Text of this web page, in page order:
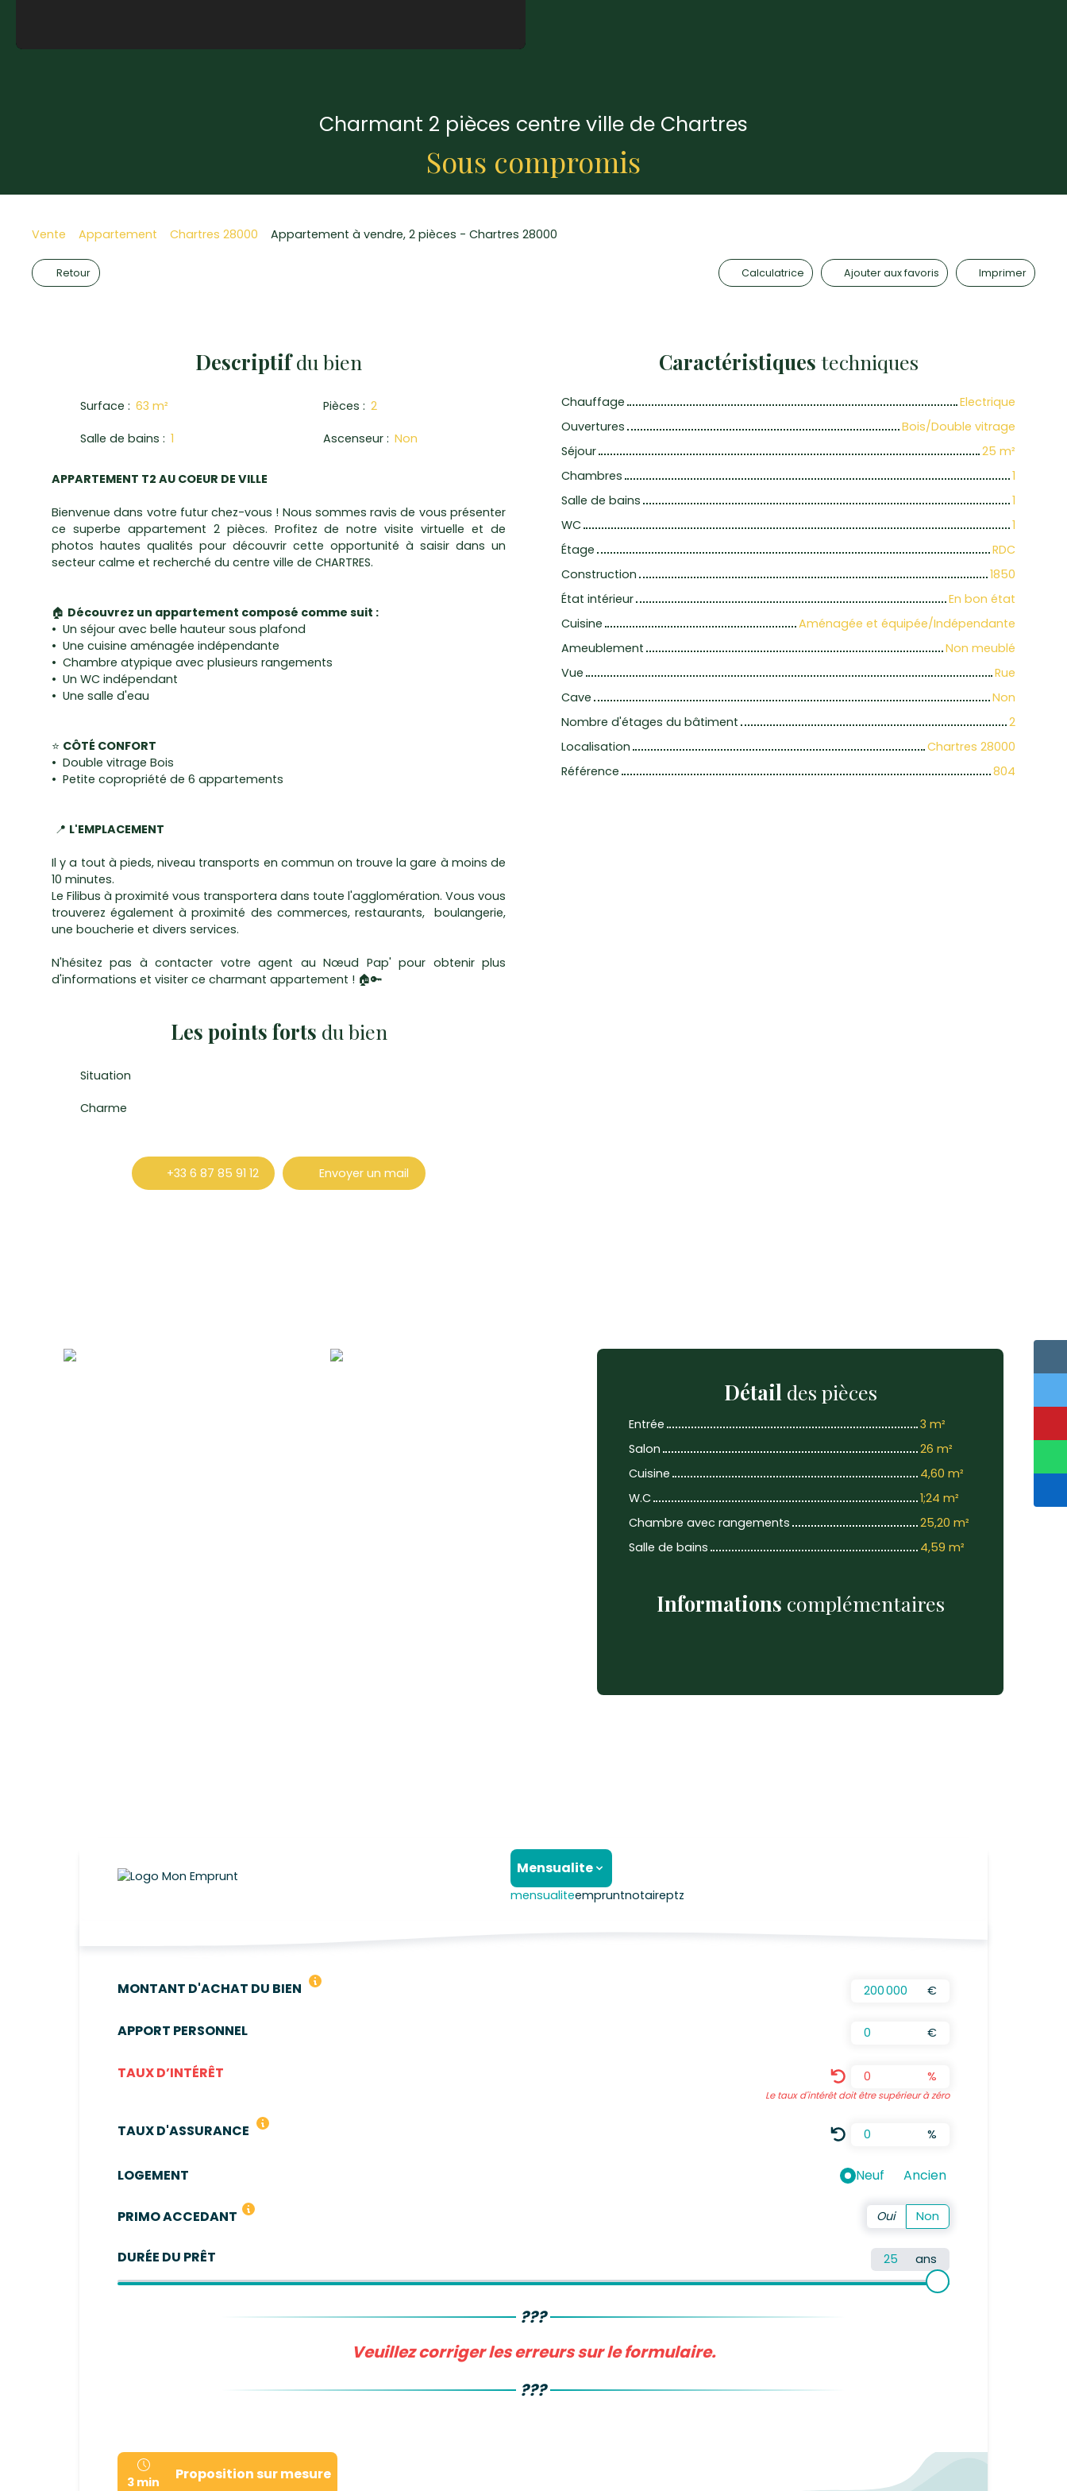
Charmant 2 pièces centre ville de Chartres
Sous compromis
Vente Appartement Chartres 28000 Appartement à vendre, 2 pièces - Chartres 28000
Retour Calculatrice Ajouter aux favoris Imprimer
Descriptifdu bien
Surface : 63 m² Pièces : 2
Salle de bains : 1 Ascenseur : Non
APPARTEMENT T2 AU COEUR DE VILLE
Bienvenue dans votre futur chez-vous ! Nous sommes ravis de vous présenter
ce superbe appartement 2 pièces. Profitez de notre visite virtuelle et de
photos hautes qualités pour découvrir cette opportunité à saisir dans un
secteur calme et recherché du centre ville de CHARTRES.
🏠 Découvrez un appartement composé comme suit :
Un séjour avec belle hauteur sous plafond
Une cuisine aménagée indépendante
Chambre atypique avec plusieurs rangements
Un WC indépendant
Une salle d'eau
⭐ CÔTÉ CONFORT
Double vitrage Bois
Petite copropriété de 6 appartements
📍 L'EMPLACEMENT
Il y a tout à pieds, niveau transports en commun on trouve la gare à moins de
10 minutes.
Le Filibus à proximité vous transportera dans toute l'agglomération. Vous vous
trouverez également à proximité des commerces, restaurants, boulangerie,
une boucherie et divers services.
N'hésitez pas à contacter votre agent au Nœud Pap' pour obtenir plus
d'informations et visiter ce charmant appartement ! 🏠🔑
Les points forts du bien
Situation
Charme
+33 6 87 85 91 12 Envoyer un mail
Caractéristiques techniques
Chauffage
Electrique
Ouvertures
Bois/Double vitrage
Séjour
25 m²
Chambres
1
Salle de bains
1
WC
1
Étage
RDC
Construction
1850
État intérieur
En bon état
Cuisine
Aménagée et équipée/Indépendante
Ameublement
Non meublé
Vue
Rue
Cave
Non
Nombre d'étages du bâtiment
2
Localisation
Chartres 28000
Référence
804
Détail des pièces
Entrée
3 m²
Salon
26 m²
Cuisine
4,60 m²
W.C
1;24 m²
Chambre avec rangements
25,20 m²
Salle de bains
4,59 m²
Informations complémentaires
Mensualite
mensualiteempruntnotaireptz
MONTANT D'ACHAT DU BIEN FRAIS D’AGENCES INCLUS, FRAIS DE NOTAIRES ET BANQUES CALCULÉS AUTOMATIQUEMENT €
APPORT PERSONNEL €
TAUX D’INTÉRÊT %
Le taux d'intérêt doit être supérieur à zéro
TAUX D'ASSURANCE LE TAUX DÉFINI EST UNE MOYENNE %
LOGEMENT Neuf Ancien
PRIMO ACCEDANT
Vous n'avez pas été propriétaire de votre résidence principale dans les 2 dernières années
DURÉE DU PRÊT ans
???
Veuillez corriger les erreurs sur le formulaire.
???
3 min Proposition sur mesure